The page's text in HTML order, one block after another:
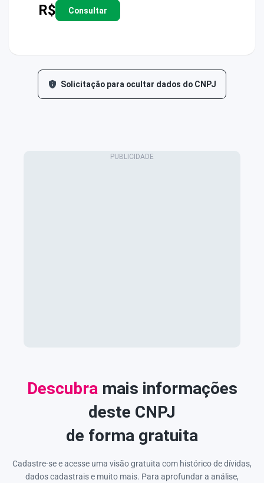
R$ Consultar
Solicitação para ocultar dados do CNPJ
Descubra mais informações
deste CNPJ
de forma gratuita
Cadastre-se e acesse uma visão gratuita com histórico de dívidas,
dados cadastrais e muito mais. Para aprofundar a análise,